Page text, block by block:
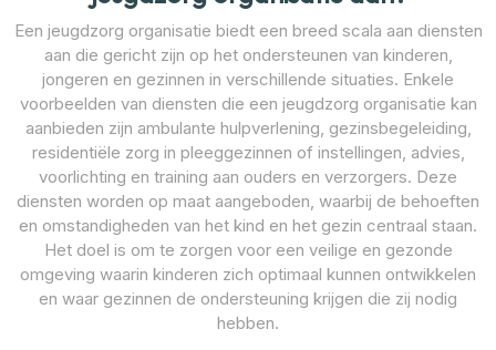
Een jeugdzorg organisatie biedt een breed scala aan diensten
aan die gericht zijn op het ondersteunen van kinderen,
jongeren en gezinnen in verschillende situaties. Enkele
voorbeelden van diensten die een jeugdzorg organisatie kan
aanbieden zijn ambulante hulpverlening, gezinsbegeleiding,
residentiële zorg in pleeggezinnen of instellingen, advies,
voorlichting en training aan ouders en verzorgers. Deze
diensten worden op maat aangeboden, waarbij de behoeften
en omstandigheden van het kind en het gezin centraal staan.
Het doel is om te zorgen voor een veilige en gezonde
omgeving waarin kinderen zich optimaal kunnen ontwikkelen
en waar gezinnen de ondersteuning krijgen die zij nodig
hebben.